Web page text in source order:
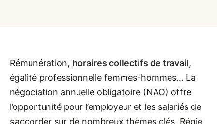
Rémunération, horaires collectifs de travail,
égalité professionnelle femmes-hommes… La
négociation annuelle obligatoire (NAO) offre
l’opportunité pour l’employeur et les salariés de
s’accorder sur de nombreux thèmes clés. Régie